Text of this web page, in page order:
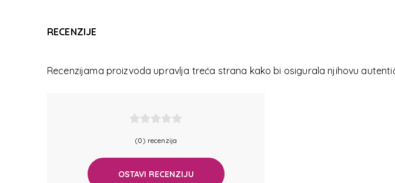
C-LITE
RECENZIJE
Recenzijama proizvoda upravlja treća strana kako bi osigurala njihovu
(0) recenzija
OSTAVI RECENZIJU